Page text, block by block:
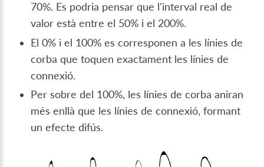
70%. Es podria pensar que l'interval real de
valor està entre el 50% i el 200%.
El 0% i el 100% es corresponen a les línies de
corba que toquen exactament les línies de
connexió.
Per sobre del 100%, les línies de corba aniran
més enllà que les línies de connexió, formant
un efecte difús.